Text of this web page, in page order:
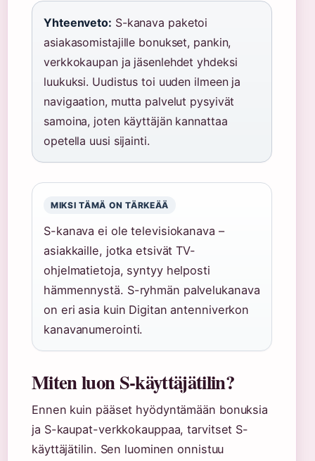
Yhteenveto: S-kanava paketoi
asiakasomistajille bonukset, pankin,
verkkokaupan ja jäsenlehdet yhdeksi
luukuksi. Uudistus toi uuden ilmeen ja
navigaation, mutta palvelut pysyivät
samoina, joten käyttäjän kannattaa
opetella uusi sijainti.
MIKSI TÄMÄ ON TÄRKEÄÄ
S-kanava ei ole televisiokanava –
asiakkaille, jotka etsivät TV-
ohjelmatietoja, syntyy helposti
hämmennystä. S-ryhmän palvelukanava
on eri asia kuin Digitan antenniverkon
kanavanumerointi.
Miten luon S-käyttäjätilin?
Ennen kuin pääset hyödyntämään bonuksia
ja S-kaupat-verkkokauppaa, tarvitset S-
käyttäjätilin. Sen luominen onnistuu